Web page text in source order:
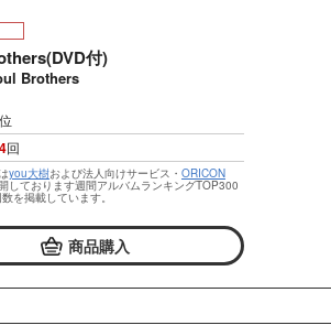
付)
Brothers
位
回
you大樹および法人向けサービス・ ORICON
しております週間アルバムランキングTOP300
を掲載しています。
商品購入